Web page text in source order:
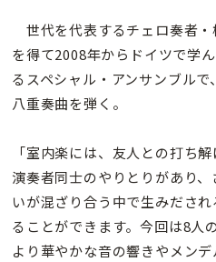
世代を代表するチェロ奏者
を得て2008年からドイツで学
るスペシャル・アンサンブル
八重奏曲を弾く。
「室内楽には、友人との打ち
演奏者同士のやりとりがあり
いが混ざり合う中で生みださ
ることができます。今回は8人
より華やかな音の響きやメン